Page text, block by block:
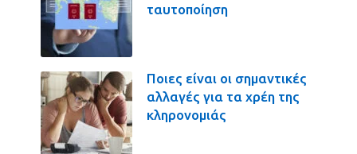
ταυτοποίηση
Ποιες είναι οι σημαντικές
αλλαγές για τα χρέη της
κληρονομιάς